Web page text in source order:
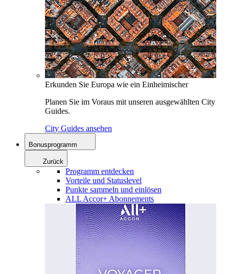
Erkunden Sie Europa wie ein Einheimischer
Planen Sie im Voraus mit unseren ausgewählten City
Guides.
City Guides ansehen
Bonusprogramm
Zurück
Programm entdecken
Vorteile und Statuslevel
Punkte sammeln und einlösen
ALL Accor+ Abonnements